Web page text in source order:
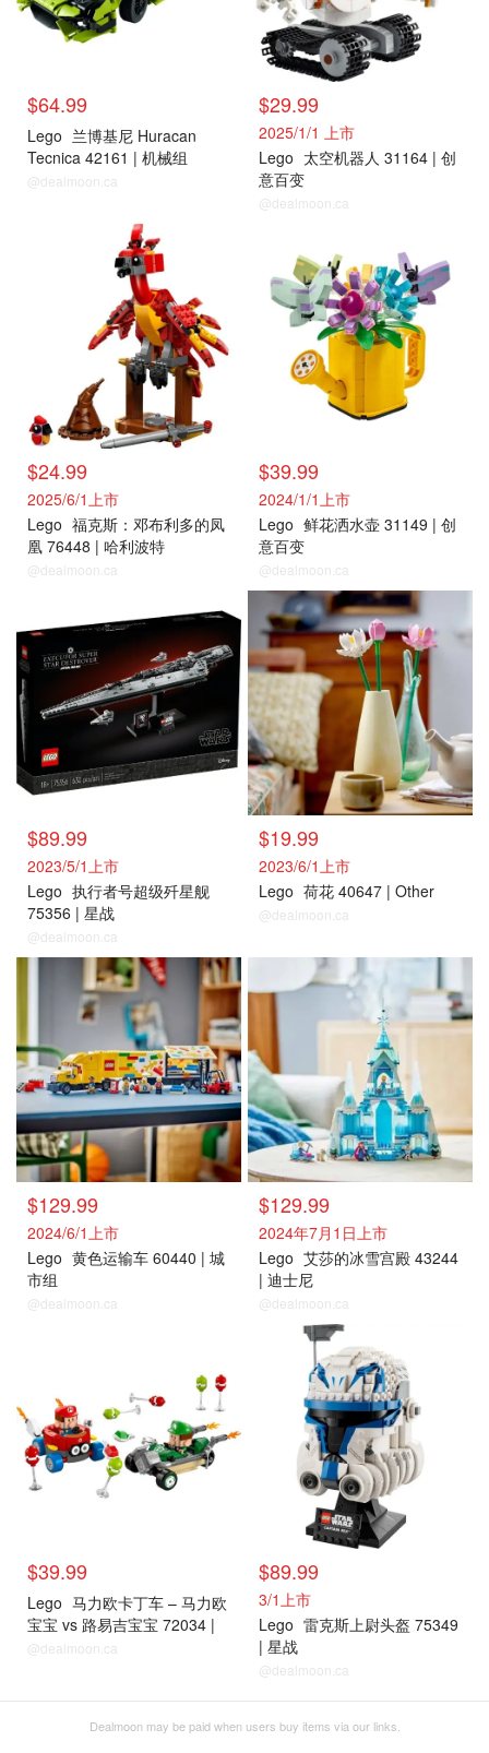
$64.99
Lego 兰博基尼 Huracan
Tecnica 42161 | 机械组
@dealmoon.ca
$29.99
2025/1/1 上市
Lego 太空机器人 31164 | 创
意百变
@dealmoon.ca
$24.99
2025/6/1上市
Lego 福克斯：邓布利多的凤
凰 76448 | 哈利波特
@dealmoon.ca
$39.99
2024/1/1上市
Lego 鲜花洒水壶 31149 | 创
意百变
@dealmoon.ca
$89.99
2023/5/1上市
Lego 执行者号超级歼星舰
75356 | 星战
@dealmoon.ca
$19.99
2023/6/1上市
Lego 荷花 40647 | Other
@dealmoon.ca
$129.99
2024/6/1上市
Lego 黄色运输车 60440 | 城
市组
@dealmoon.ca
$129.99
2024年7月1日上市
Lego 艾莎的冰雪宫殿 43244
| 迪士尼
@dealmoon.ca
$39.99
Lego 马力欧卡丁车 – 马力欧
宝宝 vs 路易吉宝宝 72034 |
超级马力欧
@dealmoon.ca
$89.99
3/1上市
Lego 雷克斯上尉头盔 75349
| 星战
@dealmoon.ca
Dealmoon may be paid when users buy items via our links.